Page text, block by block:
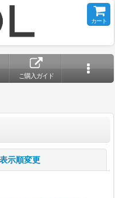
カート
ご購入ガイド
表示順変更